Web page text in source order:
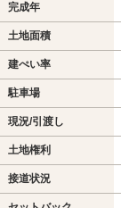
完成年
土地面積
建ぺい率
駐車場
現況/引渡し
土地権利
接道状況